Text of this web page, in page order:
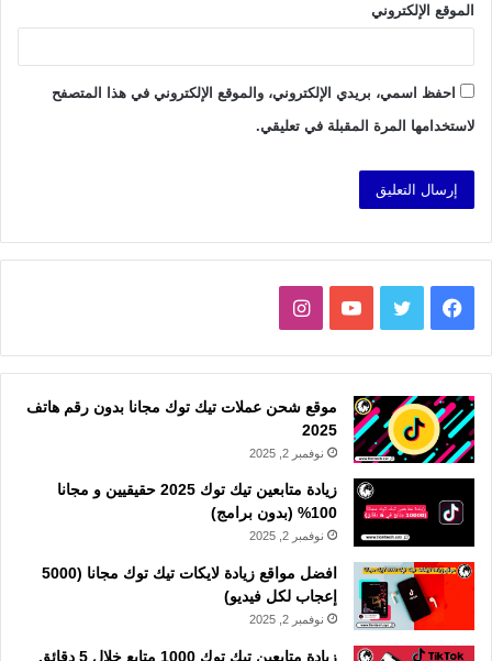
الموقع الإلكتروني
احفظ اسمي، بريدي الإلكتروني، والموقع الإلكتروني في هذا المتصفح
لاستخدامها المرة المقبلة في تعليقي.
فيسبوك تويتر يوتيوبانستقرام
موقع شحن عملات تيك توك مجانا بدون رقم هاتف
2025
نوفمبر 2, 2025
زيادة متابعين تيك توك 2025 حقيقيين و مجانا
100% (بدون برامج)
نوفمبر 2, 2025
افضل مواقع زيادة لايكات تيك توك مجانا (5000
إعجاب لكل فيديو)
نوفمبر 2, 2025
زيادة متابعين تيك توك 1000 متابع خلال 5 دقائق